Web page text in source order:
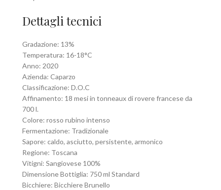
Dettagli tecnici
Gradazione: 13%
Temperatura: 16-18°C
Anno: 2020
Azienda: Caparzo
Classificazione: D.O.C
Affinamento: 18 mesi in tonneaux di rovere francese da
700 l.
Colore: rosso rubino intenso
Fermentazione: Tradizionale
Sapore: caldo, asciutto, persistente, armonico
Regione: Toscana
Vitigni: Sangiovese 100%
Dimensione Bottiglia: 750 ml Standard
Bicchiere: Bicchiere Brunello